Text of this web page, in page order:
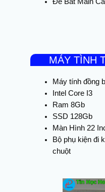
MÁY TÌNH
Máy tính đồng
Intel Core I3
Ram 8Gb
SSD 128Gb
Màn Hình 22
Bộ phụ kiện đi
chuột